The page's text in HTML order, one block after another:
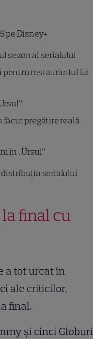
pe Disney+
sezon al serialului
pentru restaurantul lui
făcut pregătire reală
în „Ursul”
serialului
final cu
a tot urcat în
ale criticilor,
final.
și cinci Globuri